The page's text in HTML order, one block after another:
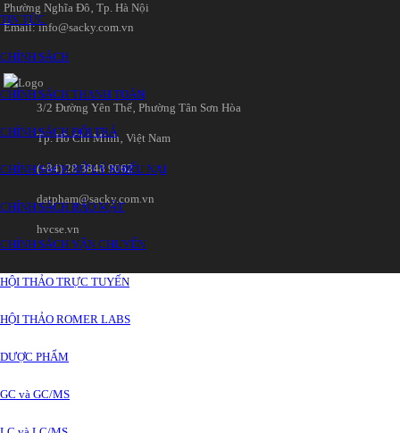
TIN TỨC
CHÍNH SÁCH
CHÍNH SÁCH THANH TOÁN
CHÍNH SÁCH ĐỔI TRẢ
CHÍNH SÁCH XỬ LÝ KHIẾU NẠI
CHÍNH SÁCH BẢO MẬT
CHÍNH SÁCH VẬN CHUYỂN
HỘI THẢO TRỰC TUYẾN
HỘI THẢO ROMER LABS
DƯỢC PHẨM
GC và GC/MS
Phường Nghĩa Đô‚ Tp. Hà Nội
Email: info@sacky.com.vn
3/2 Đường Yên Thế‚ Phường Tân Sơn Hòa
Tp. Hồ Chí Minh‚ Việt Nam
(+84) 28 3848 9062
datpham@sacky.com.vn
hvcse.vn